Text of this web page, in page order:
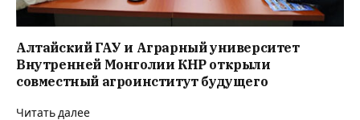
Алтайский ГАУ и Аграрный университет
Внутренней Монголии КНР открыли
совместный агроинститут будущего
Читать далее